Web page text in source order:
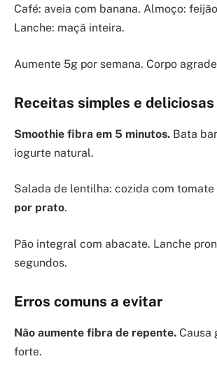
Café: aveia com banana. Almoço:
Lanche: maçã inteira.
Aumente 5g por semana. Corpo
Receitas simples e deliciosas
Smoothie fibra em 5 minutos. Bata
iogurte natural.
Salada de lentilha: cozida com tomate
por prato.
Pão integral com abacate. Lanche
segundos.
Erros comuns a evitar
Não aumente fibra de repente. Causa
forte.